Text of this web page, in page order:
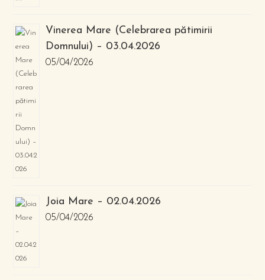
Vinerea Mare (Celebrarea pătimirii
Domnului) – 03.04.2026
05/04/2026
Joia Mare – 02.04.2026
05/04/2026